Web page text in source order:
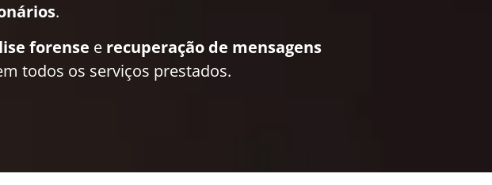
.
forense e recuperação de mensagens
todos os serviços prestados.